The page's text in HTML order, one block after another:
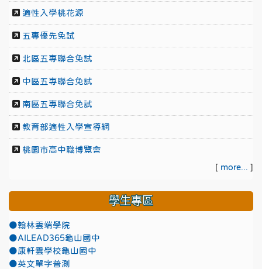
適性入學桃花源
五專優先免試
北區五專聯合免試
中區五專聯合免試
南區五專聯合免試
教育部適性入學宣導網
桃園市高中職博覽會
[ more... ]
學生專區
●翰林雲端學院
●AILEAD365龜山國中
●康軒雲學校龜山國中
●英文單字普測